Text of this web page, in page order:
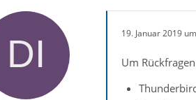
19. Januar 2019
Um